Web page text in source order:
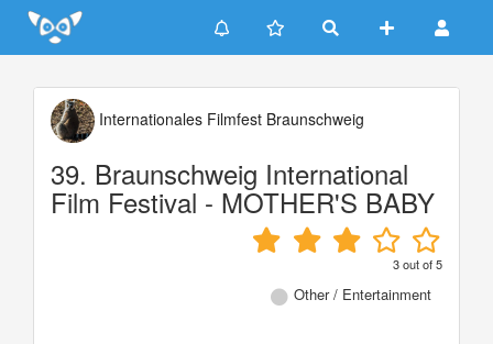
Update cookies preferences
Internationales Filmfest Braunschweig
39. Braunschweig International
Film Festival - MOTHER'S BABY
3out of5
Other / Entertainment